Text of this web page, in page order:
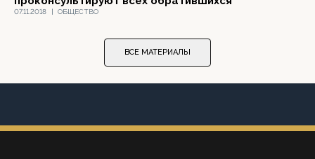
07.11.2018 | ОБЩЕСТВО
ВСЕ МАТЕРИАЛЫ